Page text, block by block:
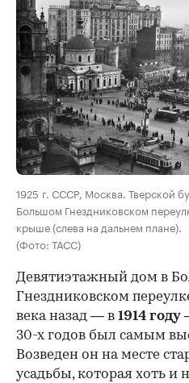
00:00 / 00:00
1925 г. СССР, Москва. Тверской
Большом Гнездниковском
крыше (слева на дальнем плане).
(Фото: ТАСС)
Девятиэтажный дом в
Гнездниковском
века назад — в 1914 году
30-х годов был самым
Возведен он на месте
усадьбы, которая хоть и